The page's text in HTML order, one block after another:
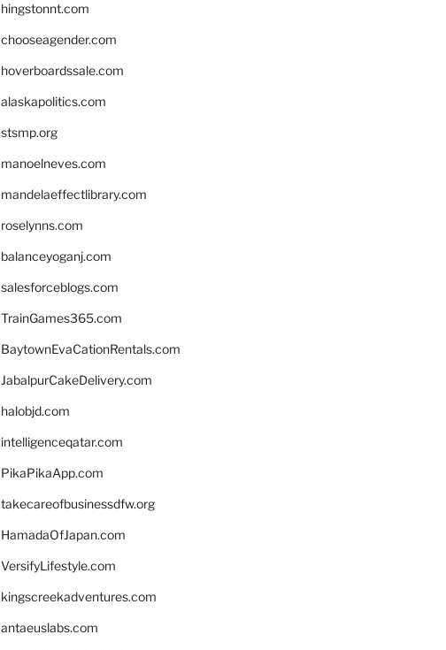
hingstonnt.com
chooseagender.com
hoverboardssale.com
alaskapolitics.com
stsmp.org
manoelneves.com
mandelaeffectlibrary.com
roselynns.com
balanceyoganj.com
salesforceblogs.com
TrainGames365.com
BaytownEvaCationRentals.com
JabalpurCakeDelivery.com
halobjd.com
intelligenceqatar.com
PikaPikaApp.com
takecareofbusinessdfw.org
HamadaOfJapan.com
VersifyLifestyle.com
kingscreekadventures.com
antaeuslabs.com